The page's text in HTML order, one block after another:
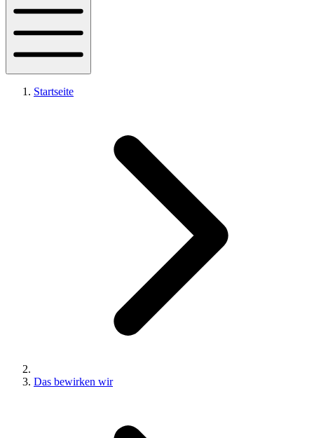
Startseite
Das bewirken wir